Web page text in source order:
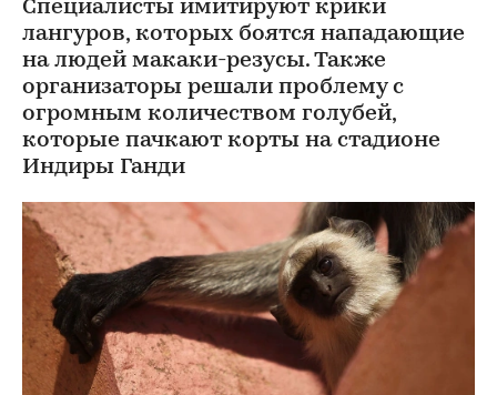
Специалисты имитируют крики
лангуров, которых боятся нападающие
на людей макаки-резусы. Также
организаторы решали проблему с
огромным количеством голубей,
которые пачкают корты на стадионе
Индиры Ганди